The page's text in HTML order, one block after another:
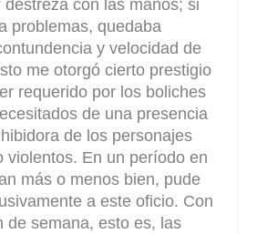
destreza con las manos; si
problemas, quedaba
y velocidad de
me otorgó cierto prestigio
requerido por los boliches
de una presencia
de los personajes
violentos. En un período en
más o menos bien, pude
a este oficio. Con
de semana, esto es, las